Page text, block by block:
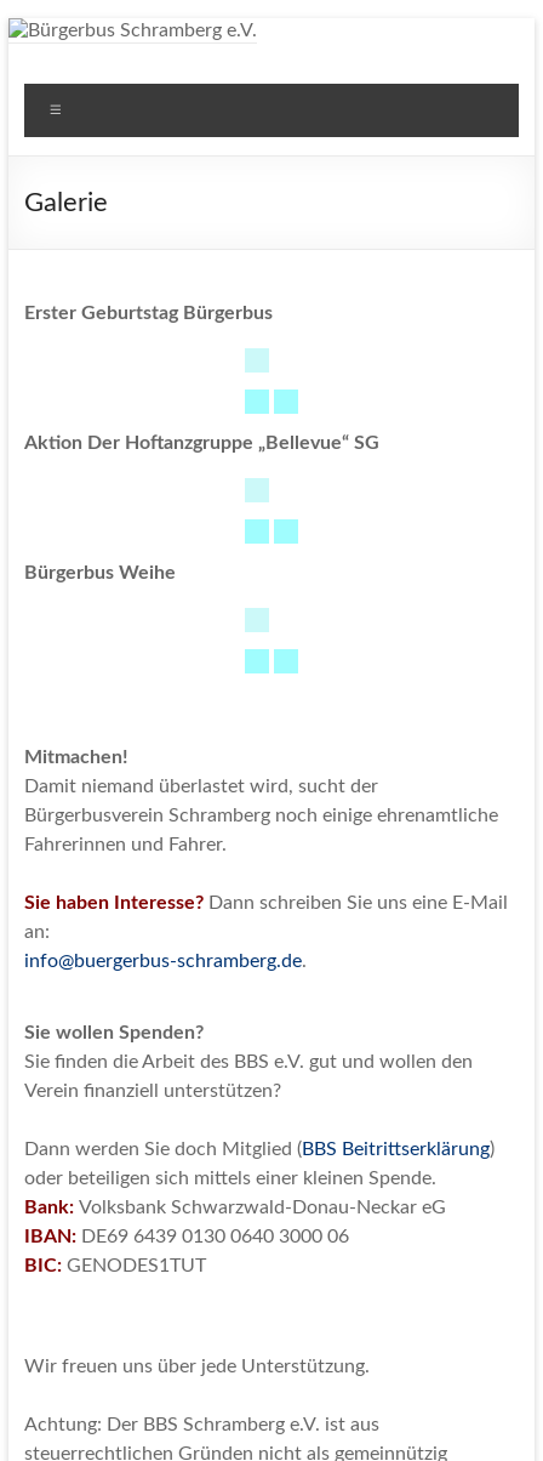
Zum
Bürgerbus Schramberg e.V.
Bürger fahren Bürger. Gemeinnütziger Verein für die
Galerie
Erster Geburtstag Bürgerbus
Aktion Der Hoftanzgruppe „Bellevue“ SG
Bürgerbus Weihe
Mitmachen!
Damit niemand überlastet wird, sucht der
Bürgerbusverein Schramberg noch einige ehrenamtliche
Fahrerinnen und Fahrer.
Sie haben Interesse? Dann schreiben Sie uns eine E-Mail
an:
info@buergerbus-schramberg.de.
Sie wollen Spenden?
Sie finden die Arbeit des BBS e.V. gut und wollen den
Verein finanziell unterstützen?
Dann werden Sie doch Mitglied (BBS Beitrittserklärung)
oder beteiligen sich mittels einer kleinen Spende.
Bank: Volksbank Schwarzwald-Donau-Neckar eG
IBAN: DE69 6439 0130 0640 3000 06
BIC: GENODES1TUT
Wir freuen uns über jede Unterstützung.
Achtung: Der BBS Schramberg e.V. ist aus
steuerrechtlichen Gründen nicht als gemeinnützig